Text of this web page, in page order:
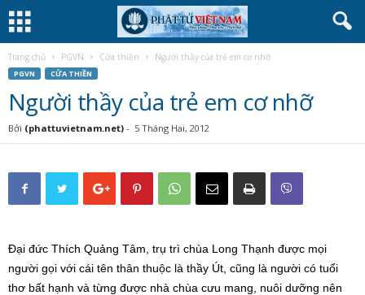
Trang chủ PGVN Cửa thiền Người thầy của trẻ em cơ nhỡ
PGVN CỬA THIỀN
Người thầy của trẻ em cơ nhỡ
Bởi (phattuvietnam.net) - 5 Tháng Hai, 2012
Đại đức Thích Quảng Tâm, trụ trì chùa Long Thạnh được mọi
người gọi với cái tên thân thuộc là thầy Út, cũng là người có tuổi
thơ bất hạnh và từng được nhà chùa cưu mang, nuôi dưỡng nên